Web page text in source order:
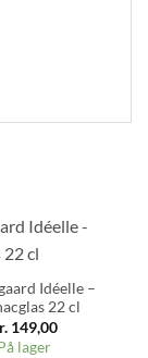
Idéelle –
22 cl
149,00
lager